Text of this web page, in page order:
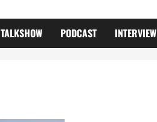
TALKSHOW PODCAST INTERVIEW